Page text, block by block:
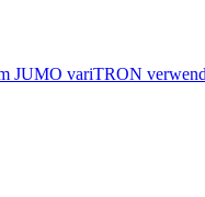
JUMO variTRON